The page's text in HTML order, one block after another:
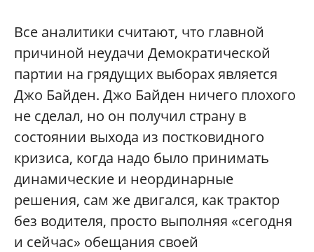
Все аналитики считают, что главной
причиной неудачи Демократической
партии на грядущих выборах является
Джо Байден. Джо Байден ничего плохого
не сделал, но он получил страну в
состоянии выхода из постковидного
кризиса, когда надо было принимать
динамические и неординарные
решения, сам же двигался, как трактор
без водителя, просто выполняя «сегодня
и сейчас» обещания своей